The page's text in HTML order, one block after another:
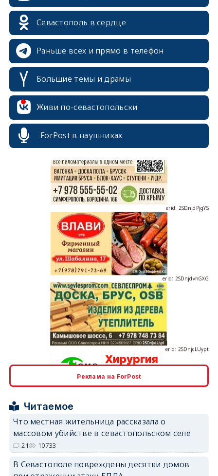
Севастополь в сердце
Раньше всех и прямо в телефон
Большие темы и драмы
Живи по-севастопольски
ForPost в наушниках
erid: 2SDnjdPjgYS
erid: 2SDnjdvhGXG
erid: 2SDnjcrDNw6
Реклама на ForPost
Читаемое
Что местная жительница рассказала о
массовом убийстве в севастопольском селе
21 10733
В Севастополе повреждены десятки домов